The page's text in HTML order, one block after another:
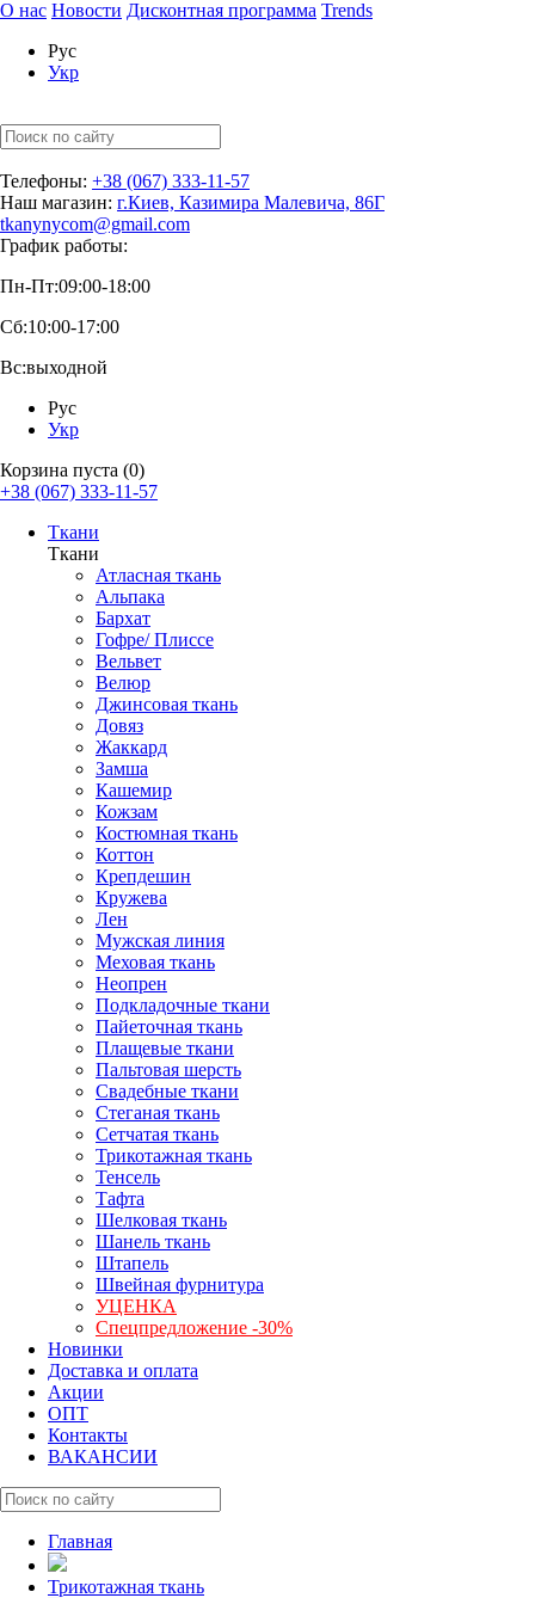
О нас Новости Дисконтная программа Trends
Рус
Укр
Телефоны: +38 (067) 333-11-57
Наш магазин: г.Киев, Казимира Малевича, 86Г
tkanynycom@gmail.com
График работы:
Пн-Пт:09:00-18:00
Сб:10:00-17:00
Вс:выходной
Рус
Укр
Корзина пуста (0)
+38 (067) 333-11-57
Ткани
Ткани
Атласная ткань
Альпака
Бархат
Гофре/ Плиссе
Вельвет
Велюр
Джинсовая ткань
Довяз
Жаккард
Замша
Кашемир
Кожзам
Костюмная ткань
Коттон
Крепдешин
Кружева
Лен
Мужская линия
Меховая ткань
Неопрен
Подкладочные ткани
Пайеточная ткань
Плащевые ткани
Пальтовая шерсть
Свадебные ткани
Стеганая ткань
Сетчатая ткань
Трикотажная ткань
Тенсель
Тафта
Шелковая ткань
Шанель ткань
Штапель
Швейная фурнитура
УЦЕНКА
Спецпредложение -30%
Новинки
Доставка и оплата
Акции
ОПТ
Контакты
ВАКАНСИИ
Главная
Трикотажная ткань